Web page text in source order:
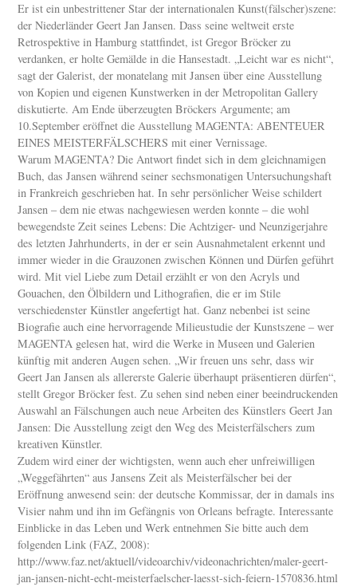
Er ist ein unbestrittener Star der internationalen Kunst(fälscher)szene:
der Niederländer Geert Jan Jansen. Dass seine weltweit erste
Retrospektive in Hamburg stattfindet, ist Gregor Bröcker zu
verdanken, er holte Gemälde in die Hansestadt. „Leicht war es nicht“,
sagt der Galerist, der monatelang mit Jansen über eine Ausstellung
von Kopien und eigenen Kunstwerken in der Metropolitan Gallery
diskutierte. Am Ende überzeugten Bröckers Argumente; am
10.September eröffnet die Ausstellung MAGENTA: ABENTEUER
EINES MEISTERFÄLSCHERS mit einer Vernissage.
Warum MAGENTA? Die Antwort findet sich in dem gleichnamigen
Buch, das Jansen während seiner sechsmonatigen Untersuchungshaft
in Frankreich geschrieben hat. In sehr persönlicher Weise schildert
Jansen – dem nie etwas nachgewiesen werden konnte – die wohl
bewegendste Zeit seines Lebens: Die Achtziger- und Neunzigerjahre
des letzten Jahrhunderts, in der er sein Ausnahmetalent erkennt und
immer wieder in die Grauzonen zwischen Können und Dürfen geführt
wird. Mit viel Liebe zum Detail erzählt er von den Acryls und
Gouachen, den Ölbildern und Lithografien, die er im Stile
verschiedenster Künstler angefertigt hat. Ganz nebenbei ist seine
Biografie auch eine hervorragende Milieustudie der Kunstszene – wer
MAGENTA gelesen hat, wird die Werke in Museen und Galerien
künftig mit anderen Augen sehen. „Wir freuen uns sehr, dass wir
Geert Jan Jansen als allererste Galerie überhaupt präsentieren dürfen“,
stellt Gregor Bröcker fest. Zu sehen sind neben einer beeindruckenden
Auswahl an Fälschungen auch neue Arbeiten des Künstlers Geert Jan
Jansen: Die Ausstellung zeigt den Weg des Meisterfälschers zum
kreativen Künstler.
Zudem wird einer der wichtigsten, wenn auch eher unfreiwilligen
„Weggefährten“ aus Jansens Zeit als Meisterfälscher bei der
Eröffnung anwesend sein: der deutsche Kommissar, der in damals ins
Visier nahm und ihn im Gefängnis von Orleans befragte. Interessante
Einblicke in das Leben und Werk entnehmen Sie bitte auch dem
folgenden Link (FAZ, 2008):
http://www.faz.net/aktuell/videoarchiv/videonachrichten/maler-geert-
jan-jansen-nicht-echt-meisterfaelscher-laesst-sich-feiern-1570836.html